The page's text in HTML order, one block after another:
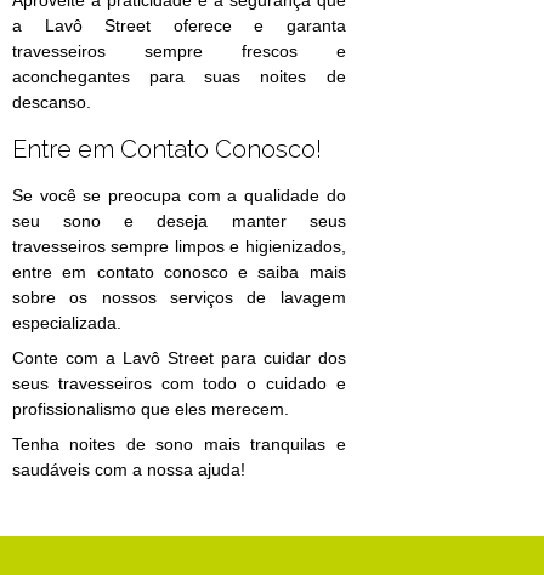
a Lavô Street oferece e garanta
travesseiros sempre frescos e
aconchegantes para suas noites de
descanso.
Entre em Contato Conosco!
Se você se preocupa com a qualidade do
seu sono e deseja manter seus
travesseiros sempre limpos e higienizados,
entre em contato conosco e saiba mais
sobre os nossos serviços de lavagem
especializada.
Conte com a Lavô Street para cuidar dos
seus travesseiros com todo o cuidado e
profissionalismo que eles merecem.
Tenha noites de sono mais tranquilas e
saudáveis com a nossa ajuda!